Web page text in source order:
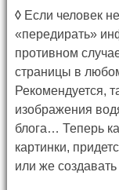
◊Если человек
«передирать»
противном
страницы в
Рекомендуется,
изображения
блога… Теперь
картинки,
или же